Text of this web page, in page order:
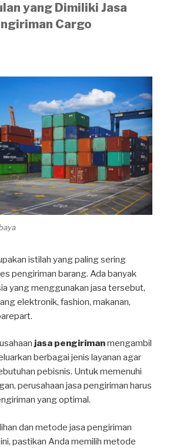
yang Dimiliki Jasa
Cargo
istilah yang paling sering
pengiriman barang. Ada banyak
yang menggunakan jasa tersebut,
elektronik, fashion, makanan,
jasa pengirimanmengambil
berbagai jenis layanan agar
pebisnis. Untuk memenuhi
perusahaan jasa pengiriman harus
yang optimal.
dan metode jasa pengiriman
pastikan Anda memilih metode